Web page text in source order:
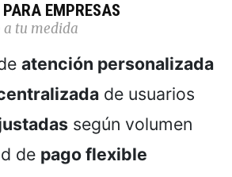
EMPRESAS
tu medida
atención personalizada
de usuarios
según volumen
de pago flexible